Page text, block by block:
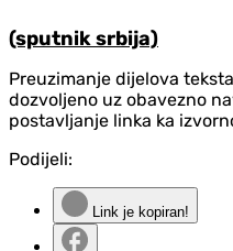
(sputnik srbija)
Preuzimanje dijelova
dozvoljeno uz obavezno
postavljanje linka ka
Podijeli:
Link je kopiran!